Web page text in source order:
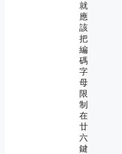
就
應
該
把
編
碼
字
母
限
制
在
廿
六
鍵